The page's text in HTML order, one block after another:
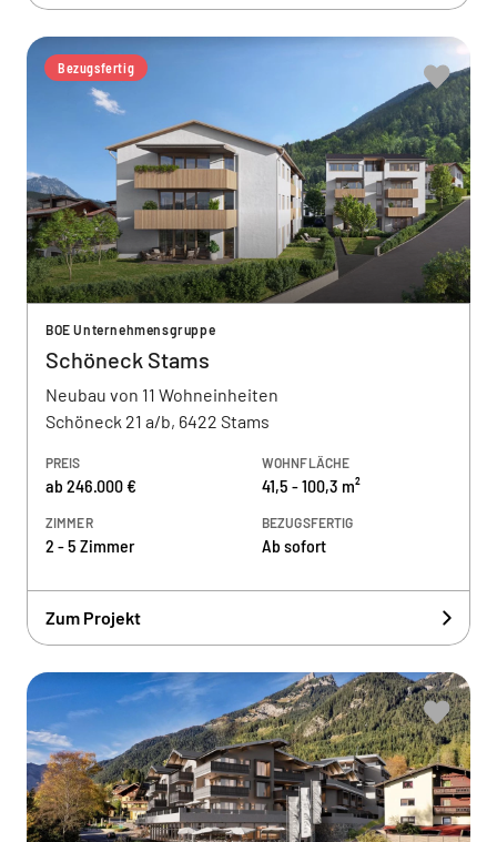
Bezugsfertig
BOE Unternehmensgruppe
Schöneck Stams
Neubau von 11 Wohneinheiten
Schöneck 21 a/b, 6422 Stams
PREIS
ab 246.000 €
WOHNFLÄCHE
41,5 - 100,3 m²
ZIMMER
2 - 5 Zimmer
BEZUGSFERTIG
Ab sofort
Zum Projekt